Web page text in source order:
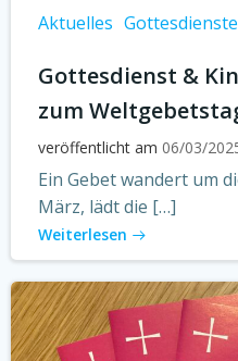
Aktuelles Gottesdienste
Gottesdienst &
zum
veröffentlicht am 06/03/
Ein Gebet wandert um
März, lädt die […]
Weiterlesen